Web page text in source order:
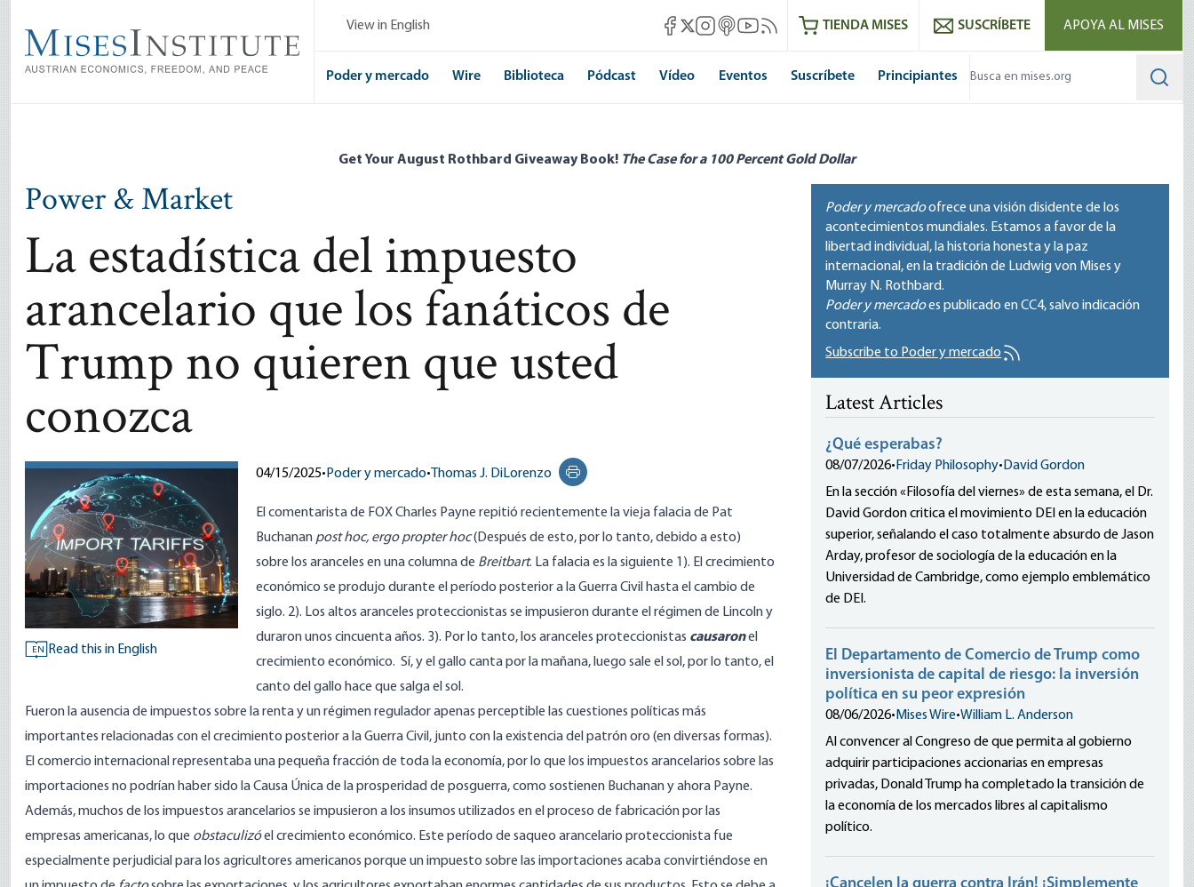
main
content
View in English Mises Facebook
Mises X
Mises Instagram
Mises itunes
Mises Youtube
Mises RSS feedTIENDA MISES SUSCRÍBETE APOYA AL MISES
Poder y mercado Wire Biblioteca Pódcast Vídeo Eventos Suscríbete Principiantes
Get Your August Rothbard Giveaway Book! The Case for a 100 Percent Gold Dollar
Power & Market
La estadística del impuesto
arancelario que los fanáticos de
Trump no quieren que usted
conozca
EN Read this in English
04/15/2025• Poder y mercado• Thomas J. DiLorenzo
Print this page
El comentarista de FOX Charles Payne repitió recientemente la vieja falacia de Pat
Buchanan post hoc, ergo propter hoc(Después de esto, por lo tanto, debido a esto)
sobre los aranceles en una columna de Breitbart. La falacia es la siguiente 1). El crecimiento
económico se produjo durante el período posterior a la Guerra Civil hasta el cambio de
siglo. 2). Los altos aranceles proteccionistas se impusieron durante el régimen de Lincoln y
duraron unos cincuenta años. 3). Por lo tanto, los aranceles proteccionistas causaronel
crecimiento económico. Sí, y el gallo canta por la mañana, luego sale el sol, por lo tanto, el
canto del gallo hace que salga el sol.
Fueron la ausencia de impuestos sobre la renta y un régimen regulador apenas perceptible las cuestiones políticas más
importantes relacionadas con el crecimiento posterior a la Guerra Civil, junto con la existencia del patrón oro (en diversas formas).
El comercio internacional representaba una pequeña fracción de toda la economía, por lo que los impuestos arancelarios sobre las
importaciones no podrían haber sido la Causa Única de la prosperidad de posguerra, como sostienen Buchanan y ahora Payne.
Además, muchos de los impuestos arancelarios se impusieron a los insumos utilizados en el proceso de fabricación por las
empresas americanas, lo que obstaculizóel crecimiento económico. Este período de saqueo arancelario proteccionista fue
especialmente perjudicial para los agricultores americanos porque un impuesto sobre las importaciones acaba convirtiéndose en
Poder y mercadoofrece una visión disidente de los
acontecimientos mundiales. Estamos a favor de la
libertad individual, la historia honesta y la paz
internacional, en la tradición de Ludwig von Mises y
Murray N. Rothbard.
Poder y mercadoes publicado enCC4, salvo indicación
contraria.
Subscribe to Poder y mercado
Latest Articles
¿Qué esperabas?
08/07/2026• Friday Philosophy• David Gordon
En la sección «Filosofía del viernes» de esta semana, el Dr.
David Gordon critica el movimiento DEI en la educación
superior, señalando el caso totalmente absurdo de Jason
Arday, profesor de sociología de la educación en la
Universidad de Cambridge, como ejemplo emblemático
de DEI.
El Departamento de Comercio de Trump como
inversionista de capital de riesgo: la inversión
política en su peor expresión
08/06/2026• Mises Wire•William L. Anderson
Al convencer al Congreso de que permita al gobierno
adquirir participaciones accionarias en empresas
privadas, Donald Trump ha completado la transición de
la economía de los mercados libres al capitalismo
político.